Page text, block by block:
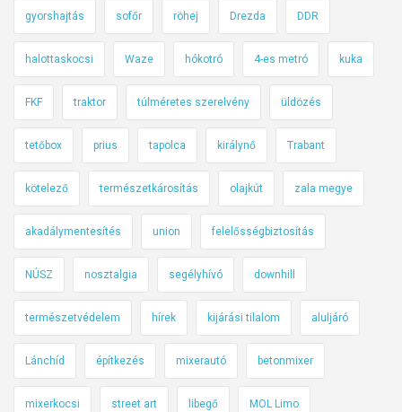
gyorshajtás sofőr röhej Drezda DDR
halottaskocsi Waze hókotró 4-es metró kuka
FKF traktor túlméretes szerelvény üldözés
tetőbox prius tapolca királynő Trabant
kötelező természetkárosítás olajkút zala megye
akadálymentesítés union felelősségbiztosítás
NÚSZ nosztalgia segélyhívó downhill
természetvédelem hírek kijárási tilalom aluljáró
Lánchíd építkezés mixerautó betonmixer
mixerkocsi street art libegő MOL Limo